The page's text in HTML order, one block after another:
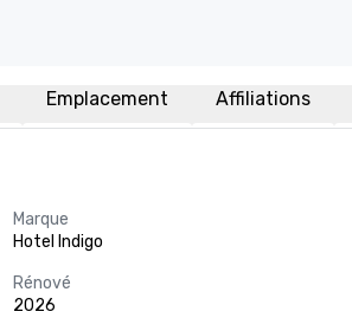
Emplacement Affiliations
Marque
Hotel Indigo
Rénové
2026